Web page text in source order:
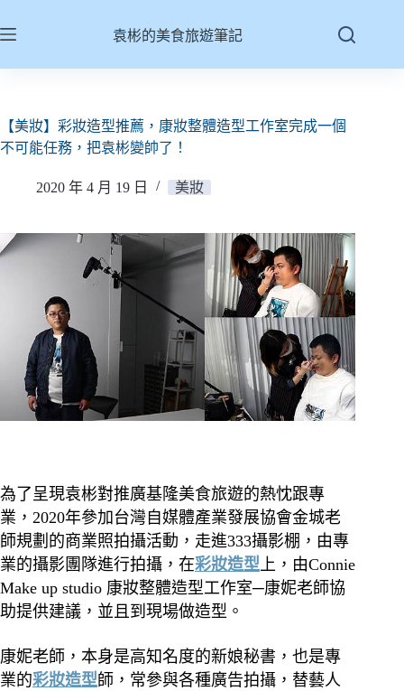
至
容
袁彬的美食旅遊筆記
【美妝】彩妝造型推薦，康妝整體造型工作室完成一個
不可能任務，把袁彬變帥了！
2020 年 4 月 19 日 美妝
為了呈現袁彬對推廣基隆美食旅遊的熱忱跟專
業，2020年參加台灣自媒體產業發展協會金城老
師規劃的商業照拍攝活動，走進333攝影棚，由專
業的攝影團隊進行拍攝，在彩妝造型 上，由Connie
Make up studio 康妝整體造型工作室─康妮老師協
助提供建議，並且到現場做造型。
康妮老師，本身是高知名度的新娘秘書，也是專
業的彩妝造型師，常參與各種廣告拍攝，替藝人